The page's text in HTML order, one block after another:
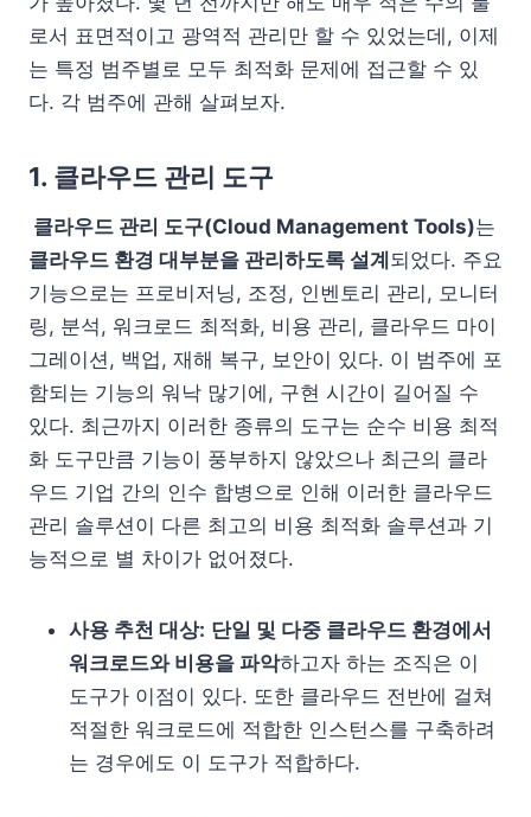
로서 표면적이고 광역적 관리만 할 수 있었는데, 이제
는 특정 범주별로 모두 최적화 문제에 접근할 수 있
다. 각 범주에 관해 살펴보자.
1. 클라우드 관리 도구
클라우드 관리 도구(Cloud Management Tools)는
클라우드 환경 대부분을 관리하도록 설계 되었다. 주요
기능으로는 프로비저닝, 조정, 인벤토리 관리, 모니터
링, 분석, 워크로드 최적화, 비용 관리, 클라우드 마이
그레이션, 백업, 재해 복구, 보안이 있다. 이 범주에 포
함되는 기능의 워낙 많기에, 구현 시간이 길어질 수
있다. 최근까지 이러한 종류의 도구는 순수 비용 최적
화 도구만큼 기능이 풍부하지 않았으나 최근의 클라
우드 기업 간의 인수 합병으로 인해 이러한 클라우드
관리 솔루션이 다른 최고의 비용 최적화 솔루션과 기
능적으로 별 차이가 없어졌다.
사용 추천 대상: 단일 및 다중 클라우드 환경에서
워크로드와 비용을 파악하고자 하는 조직은 이
도구가 이점이 있다. 또한 클라우드 전반에 걸쳐
적절한 워크로드에 적합한 인스턴스를 구축하려
는 경우에도 이 도구가 적합하다.